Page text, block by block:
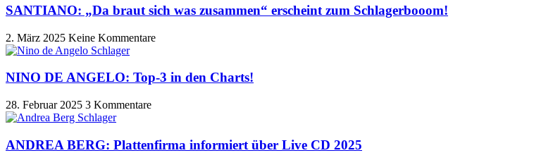
SANTIANO: „Da braut sich was zusammen“ erscheint zum Schlagerbooom!
2. März 2025 Keine Kommentare
NINO DE ANGELO: Top-3 in den Charts!
28. Februar 2025 3 Kommentare
ANDREA BERG: Plattenfirma informiert über Live CD 2025